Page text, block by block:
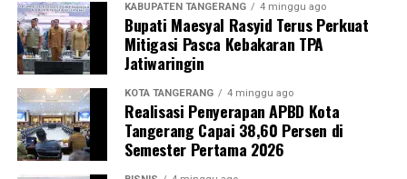
KABUPATEN TANGERANG 4 minggu ago
Bupati Maesyal Rasyid Terus Perkuat
Mitigasi Pasca Kebakaran TPA
Jatiwaringin
KOTA TANGERANG 4 minggu ago
Realisasi Penyerapan APBD Kota
Tangerang Capai 38,60 Persen di
Semester Pertama 2026